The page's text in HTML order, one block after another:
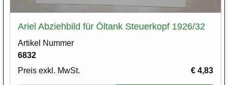
Ariel Abziehbild für Öltank Steuerkopf 1926/32
Artikel Nummer
6832
Preis exkl. MwSt.
€ 4,83